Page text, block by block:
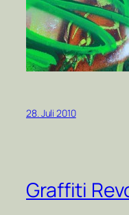
28. Juli 2010
Graffiti